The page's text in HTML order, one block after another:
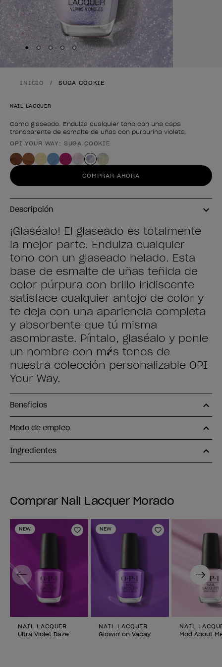
Skip to slide1
Skip to slide2
Skip to slide3
Skip to slide4
Skip to slide 5
INICIO SUGA COOKIE
NAIL LACQUER
Como glaseado. Endulza cualquier tono con una capa
transparente de esmalte de uñas con purpurina violeta.
Forma del producto
OPI YOUR WAY: SUGA COOKIE
COMPRAR AHORA
Descripción
¡Glaséalo! El glaseado es totalmente
la mejor parte. Endulza cualquier
tono con un glaseado helado. Esta
base de esmalte de uñas teñida de
color púrpura con brillo iridiscente
satisface cualquier antojo de color y
te deja con una apariencia completa
y absorbente que tú misma
asombraste. Píntalo, glaséalo y ponle
un nombre con más tonos de
nuestra colección personalizable OPI
Your Way.
Beneficios
Modo de empleo
Ingredientes
Comprar Nail Lacquer Morado
NEW
Añadir a la lista de deseos
NAIL LACQUER
Ultra Violet Daze
NEW
Añadir a la
NAIL LACQUER
Glowin' on Vacay
NAIL
Mod About
Previous Next